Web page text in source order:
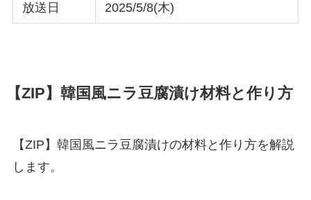
放送日 2025/5/8(木)
【ZIP】韓国風ニラ豆腐漬け材料と作り方
【ZIP】韓国風ニラ豆腐漬けの材料と作り方を解説
します。